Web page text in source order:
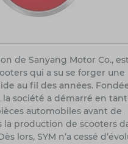
de Sanyang Motor Co.,
qui a su se forger une
au fil des années.
la société a démarré en
automobiles avant de
la production de scooters
lors, SYM n’a cessé